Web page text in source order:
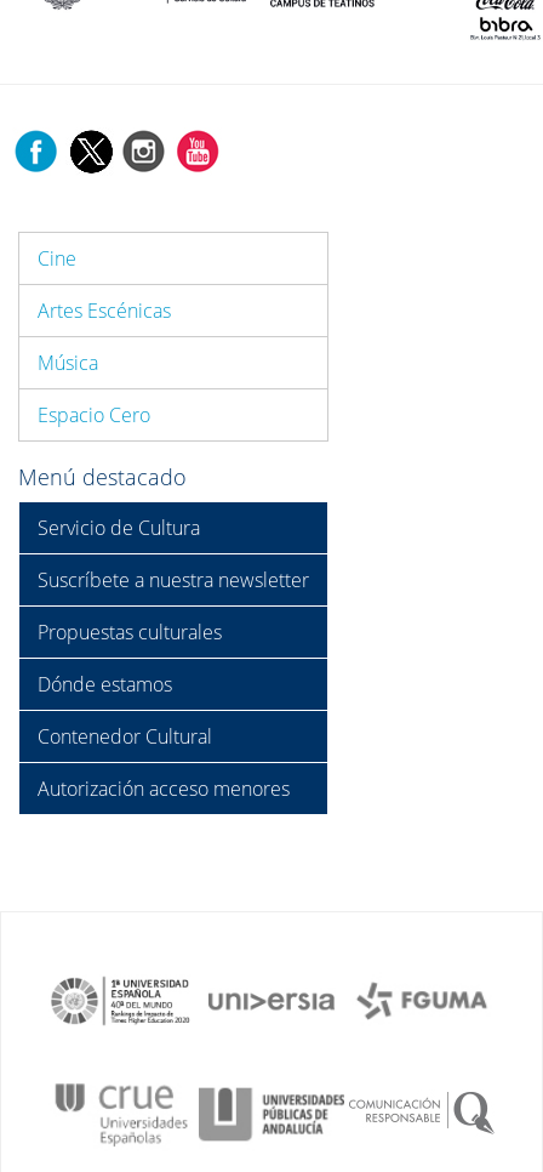
Cine
Artes Escénicas
Música
Espacio Cero
Menú destacado
Servicio de Cultura
Suscríbete a nuestra newsletter
Propuestas culturales
Dónde estamos
Contenedor Cultural
Autorización acceso menores